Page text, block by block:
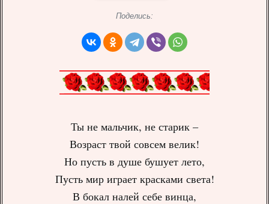
Поделись:
Ты не мальчик, не старик –
Возраст твой совсем велик!
Но пусть в душе бушует лето,
Пусть мир играет красками света!
В бокал налей себе винца,